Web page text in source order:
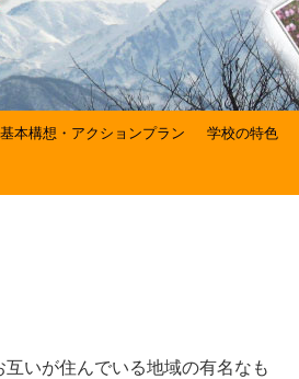
本構想・アクションプラン 学校の特色
いが住んでいる地域の有名なも